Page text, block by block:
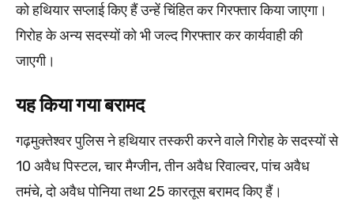
को हथियार सप्लाई किए हैं उन्हें चिंहित कर गिरफ्तार किया जाएगा।
गिरोह के अन्य सदस्यों को भी जल्द गिरफ्तार कर कार्यवाही की
जाएगी।
यह किया गया बरामद
गढ़मुक्तेश्वर पुलिस ने हथियार तस्करी करने वाले गिरोह के सदस्यों से
10 अवैध पिस्टल, चार मैग्जीन, तीन अवैध रिवाल्वर, पांच अवैध
तमंचे, दो अवैध पोनिया तथा 25 कारतूस बरामद किए हैं।